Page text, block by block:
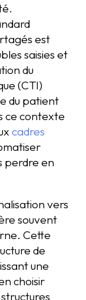
est
saisies et
du
(CTI)
du patient
ce contexte
cadres
perdre en
vers
souvent
Cette
de
une
choisir